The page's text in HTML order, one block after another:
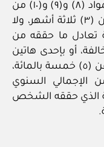
يعاقب كل من يخالف حكم أي من المواد (٨) و(٩) و(١٠) من
هذا القانون بالسجن لمدة لا تقل عن (٣) ثلاثة أشهر، ولا
تعادل ما حققه من
أو بإحدى هاتين
العقوبتين، إضافة إلى نسبة لا تقل عن (٥) خمسة بالمائة،
من الإجمالي السنوي
الذي حققه الشخص